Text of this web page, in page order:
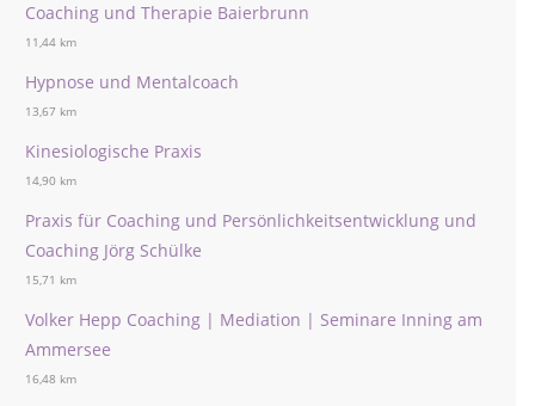
Coaching und Therapie Baierbrunn
11,44 km
Hypnose und Mentalcoach
13,67 km
Kinesiologische Praxis
14,90 km
Praxis für Coaching und Persönlichkeitsentwicklung und
Coaching Jörg Schülke
15,71 km
Volker Hepp Coaching | Mediation | Seminare Inning am
Ammersee
16,48 km